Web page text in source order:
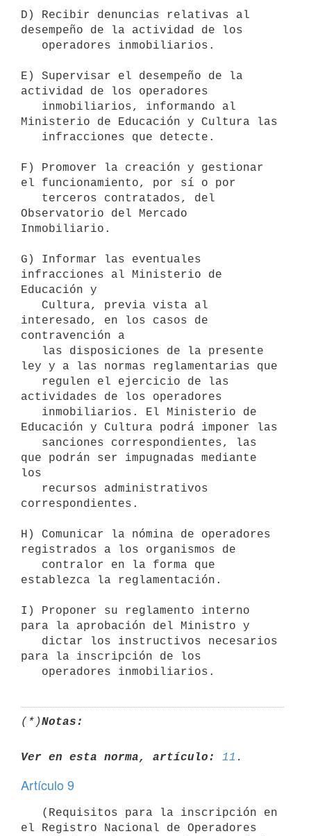
D) Recibir denuncias relativas al
desempeño de la actividad de los
E) Supervisar el desempeño de la
actividad de los operadores
Ministerio de Educación y Cultura las
F) Promover la creación y gestionar
el funcionamiento, por sí o por
Observatorio del Mercado
Inmobiliario.
G) Informar las eventuales
infracciones al Ministerio de
Educación y
interesado, en los casos de
contravención a
ley y a las normas reglamentarias que
actividades de los operadores
Educación y Cultura podrá imponer las
que podrán ser impugnadas mediante
los
correspondientes.
H) Comunicar la nómina de operadores
registrados a los organismos de
establezca la reglamentación.
I) Proponer su reglamento interno
para la aprobación del Ministro y
para la inscripción de los
(*)Notas:
Ver en esta norma, artículo: 11
Artículo 9
el Registro Nacional de Operadores